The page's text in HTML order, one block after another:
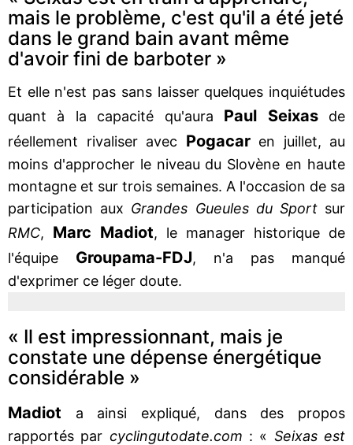
mais le problème, c'est qu'il a été jeté
dans le grand bain avant même
d'avoir fini de barboter »
Et elle n'est pas sans laisser quelques inquiétudes
quant à la capacité qu'aura Paul Seixasde
réellement rivaliser avec Pogacar en juillet, au
moins d'approcher le niveau du Slovène en haute
montagne et sur trois semaines. A l'occasion de sa
participation aux Grandes Gueules du Sportsur
RMC, Marc Madiot, le manager historique de
l'équipe Groupama-FDJ, n'a pas manqué
d'exprimer ce léger doute.
« Il est impressionnant, mais je
constate une dépense énergétique
considérable »
Madiot
a ainsi expliqué, dans des propos
rapportés par cyclingutodate.com : « Seixas est